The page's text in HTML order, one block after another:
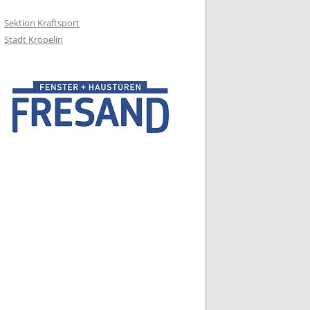
Sektion Kraftsport
Stadt Kröpelin